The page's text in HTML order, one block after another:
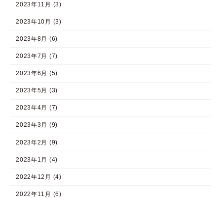
2023年11月 (3)
2023年10月 (3)
2023年8月 (6)
2023年7月 (7)
2023年6月 (5)
2023年5月 (3)
2023年4月 (7)
2023年3月 (9)
2023年2月 (9)
2023年1月 (4)
2022年12月 (4)
2022年11月 (6)